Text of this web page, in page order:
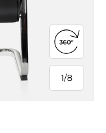
1/
von
8
360°-